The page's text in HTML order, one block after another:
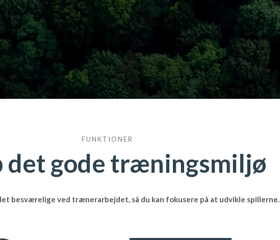
FUNKTIONER
det gode træningsmiljø
besværelige ved trænerarbejdet, så du kan fokusere på at udvikle spillerne.